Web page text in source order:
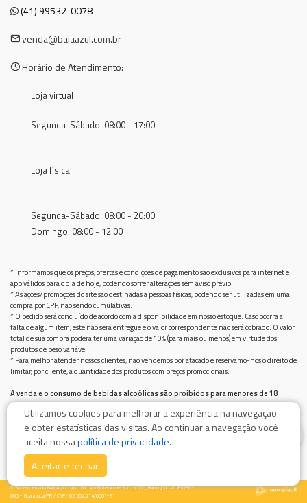
(41) 99532-0078
venda@baiaazul.com.br
Horário de Atendimento:
Loja virtual
Segunda-Sábado: 08:00 - 17:00
Loja física
Segunda-Sábado: 08:00 - 20:00
Domingo: 08:00 - 12:00
* Informamos que os preços, ofertas e condições de pagamento são exclusivos para internet e
app válidos para o dia de hoje, podendo sofrer alterações sem aviso prévio.
* As ações/promoções do site são destinadas à pessoas físicas, podendo ser utilizadas em uma
compra por CPF, não sendo cumulativas.
* O pedido será concluído de acordo com a disponibilidade em nosso estoque. Caso ocorra a
falta de algum item, este não será entregue e o valor correspondente não será cobrado. O valor
total de sua compra poderá ter uma variação de 10% (para mais ou menos) em virtude dos
produtos de peso variável.
* Para melhor atender nossos clientes, não vendemos por atacado e reservamo-nos o direito de
limitar, por cliente, a quantidade dos produtos com preços promocionais.
A venda e o consumo de bebidas alcoólicas são proibidos para menores de 18
anos.
Bebida alcoólica pode causar dependência química e, em excesso, provoca graves males à saúde.
Beba com moderação
© Supermercado Baía Azul / AV. Damiao Botelho de Souza 555, Bairro Jurimar, 83280-
000 - Guaratuba/PR / CNPJ: 02.502.214/0001-91
Utilizamos cookies para melhorar a experiência na navegação
e obter estatísticas das visitas. Ao continuar a navegação você
aceita nossapolítica de privacidade.
Aceitar e fechar